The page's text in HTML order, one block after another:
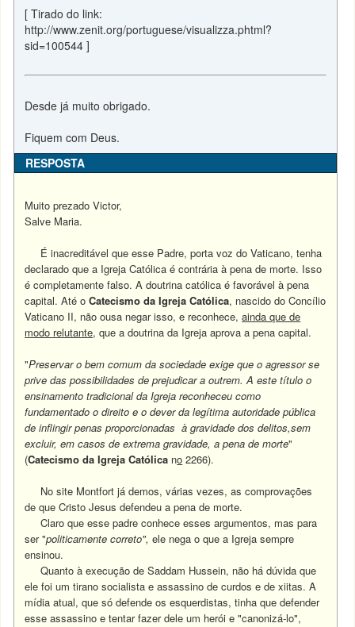
[ Tirado do link:
http://www.zenit.org/portuguese/visualizza.phtml?
sid=100544 ]
Desde já muito obrigado.
Fiquem com Deus.
RESPOSTA
Muito prezado Victor,
Salve Maria.
É inacreditável que esse Padre, porta voz do Vaticano, tenha
declarado que a Igreja Católica é contrária à pena de morte. Isso
é completamente falso. A doutrina católica é favorável à pena
capital. Até o Catecismo da Igreja Católica, nascido do Concílio
Vaticano II, não ousa negar isso, e reconhece,ainda que de
modo relutante, que a doutrina da Igreja aprova a pena capital.
"Preservar o bem comum da sociedade exige que o agressor se
prive das possibilidades de prejudicar a outrem. A este título o
ensinamento tradicional da Igreja reconheceu como
fundamentado o direito e o dever da legítima autoridade pública
de inflingir penas proporcionadas à gravidade dos delitos,sem
excluir, em casos de extrema gravidade, a pena de morte"
(Catecismo da Igreja Católica no 2266).
No site Montfort já demos, várias vezes, as comprovações
de que Cristo Jesus defendeu a pena de morte.
Claro que esse padre conhece esses argumentos, mas para
ser "politicamente correto",ele nega o que a Igreja sempre
ensinou.
Quanto à execução de Saddam Hussein, não há dúvida que
ele foi um tirano socialista e assassino de curdos e de xiitas. A
mídia atual, que só defende os esquerdistas, tinha que defender
esse assassino e tentar fazer dele um herói e "canonizá-lo",